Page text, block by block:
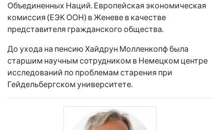
Объединенных Наций. Европейская экономическая
комиссия (ЕЭК ООН) в Женеве в качестве
представителя гражданского общества.
До ухода на пенсию Хайдрун Молленкопф была
старшим научным сотрудником в Немецком центре
исследований по проблемам старения при
Гейдельбергском университете.